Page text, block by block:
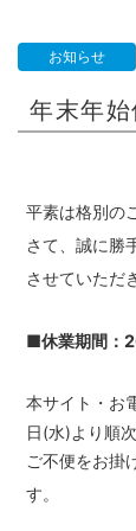
お知らせ
年末年
平素は格別の
さて、誠に勝
させていただ
■休業期間
本サイト・お
日(水)より順
ご不便をお掛
す。